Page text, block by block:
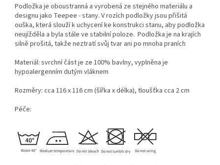
Podložka je oboustranná a vyrobená ze stejného materiálu a
designu jako Teepee - stany. V rozích podložky jsou přišitá
ouška, která slouží k uchycení ke konstrukci stanu, aby podložka
neujížděla a byla stále ve stabilní poloze. Podložka je na krajích
silně prošitá, takže neztratí svůj tvar ani po mnoha praních
Materiál: svrchní část je ze 100% bavlny, vyplněna je
hypoalergenním dutým vláknem
Rozměry: cca 116 x 116 cm (šířka x délka), tloušťka cca 2 cm
Péče: